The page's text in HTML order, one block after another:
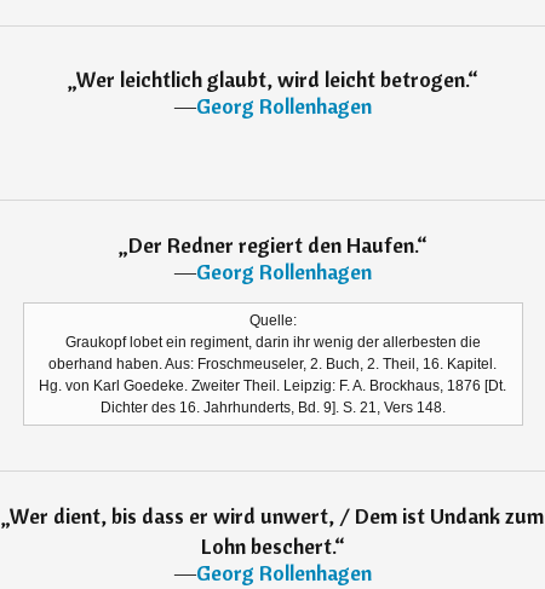
„Wer leichtlich glaubt, wird leicht betrogen.“
―Georg Rollenhagen
„Der Redner regiert den Haufen.“
―Georg Rollenhagen
Quelle:
Graukopf lobet ein regiment, darin ihr wenig der allerbesten die
oberhand haben. Aus: Froschmeuseler, 2. Buch, 2. Theil, 16. Kapitel.
Hg. von Karl Goedeke. Zweiter Theil. Leipzig: F. A. Brockhaus, 1876 [Dt.
Dichter des 16. Jahrhunderts, Bd. 9]. S. 21, Vers 148.
„Wer dient, bis dass er wird unwert, / Dem ist Undank zum
Lohn beschert.“
―Georg Rollenhagen